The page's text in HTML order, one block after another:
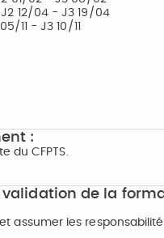
12/04 - J3 19/04
11 - J3 10/11
:
du CFPTS.
de la
assumer les